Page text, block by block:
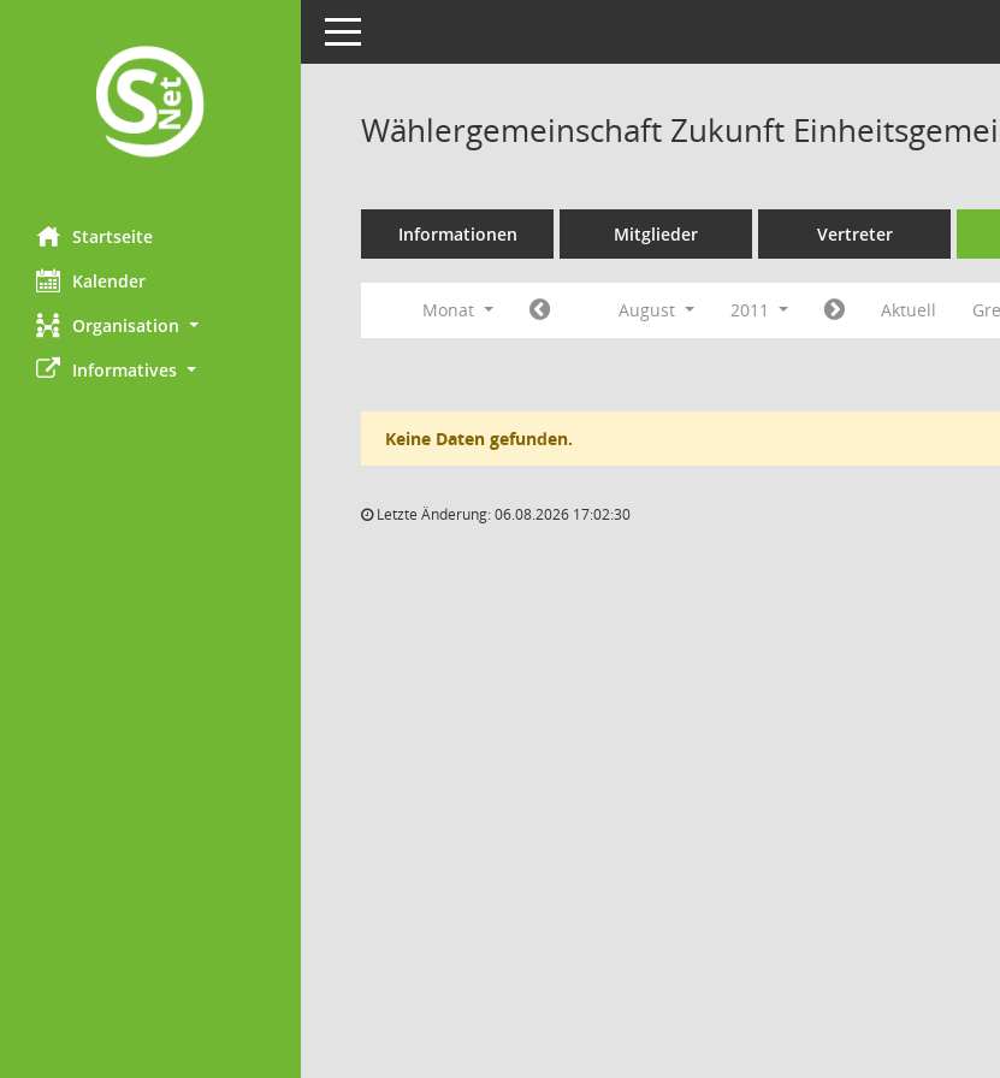
Startseite
Kalender
Organisation
Informatives
Toggle navigation
Wählergemeinschaft Zukunft
Informationen Mitglieder Vertreter
Monat August 2011 Aktuell
Keine Daten gefunden.
Letzte Änderung: 06.08.2026 17:02:30